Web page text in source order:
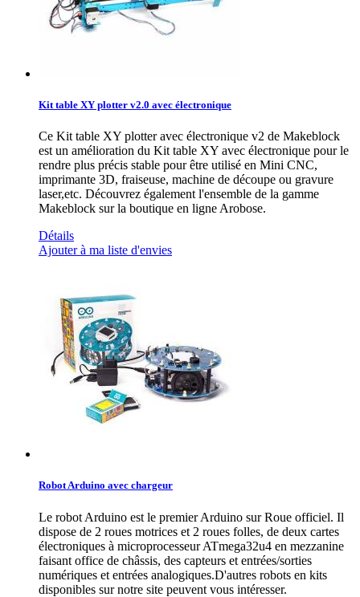
Kit table XY plotter v2.0 avec électronique
Ce Kit table XY plotter avec électronique v2 de Makeblock
est un amélioration du Kit table XY avec électronique pour le
rendre plus précis stable pour être utilisé en Mini CNC,
imprimante 3D, fraiseuse, machine de découpe ou gravure
laser,etc. Découvrez également l'ensemble de la gamme
Makeblock sur la boutique en ligne Arobose.
Détails
Ajouter à ma liste d'envies
Robot Arduino avec chargeur
Le robot Arduino est le premier Arduino sur Roue officiel. Il
dispose de 2 roues motrices et 2 roues folles, de deux cartes
électroniques à microprocesseur ATmega32u4 en mezzanine
faisant office de châssis, des capteurs et entrées/sorties
numériques et entrées analogiques.D'autres robots en kits
disponibles sur notre site peuvent vous intéresser.